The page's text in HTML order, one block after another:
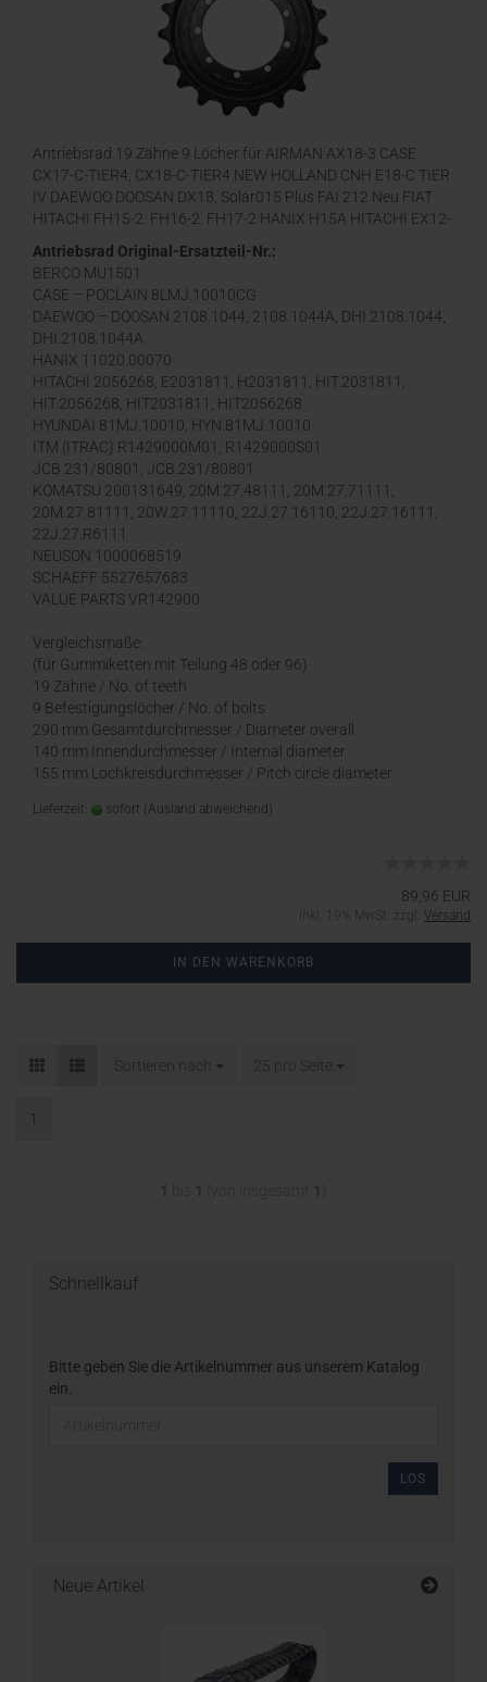
Antriebsrad 19 Zähne 9 Löcher für AIRMAN AX18-3 CASE
CX17-C-TIER4, CX18-C-TIER4 NEW HOLLAND CNH E18-C TIER
IV DAEWOO DOOSAN DX18, Solar015 Plus FAI 212 Neu FIAT
HITACHI FH15-2, FH16-2, FH17-2 HANIX H15A HITACHI EX12-
Antriebsrad Original-Ersatzteil-Nr.:
BERCO MU1501
CASE – POCLAIN 8LMJ.10010CG
DAEWOO – DOOSAN 2108.1044, 2108.1044A, DHI.2108.1044,
DHI.2108.1044A
HANIX 11020.00070
HITACHI 2056268, E2031811, H2031811, HIT.2031811,
HIT.2056268, HIT2031811, HIT2056268
HYUNDAI 81MJ.10010, HYN.81MJ.10010
ITM (ITRAC) R1429000M01, R1429000S01
JCB 231/80801, JCB.231/80801
KOMATSU 200131649, 20M.27.48111, 20M.27.71111,
20M.27.81111, 20W.27.11110, 22J.27.16110, 22J.27.16111,
22J.27.R6111
NEUSON 1000068519
SCHAEFF 5527657683
VALUE PARTS VR142900
Vergleichsmaße:
(für Gummiketten mit Teilung 48 oder 96)
19 Zähne / No. of teeth
9 Befestigungslöcher / No. of bolts
290 mm Gesamtdurchmesser / Diameter overall
140 mm Innendurchmesser / Internal diameter
155 mm Lochkreisdurchmesser / Pitch circle diameter
Lieferzeit: sofort (Ausland abweichend)
89,96 EUR
inkl. 19% MwSt. zzgl. Versand
IN DEN WARENKORB
Sortieren nach 25 pro Seite
1
Schnellkauf
Bitte geben Sie die Artikelnummer aus unserem Katalog
ein.
LOS
Neue Artikel